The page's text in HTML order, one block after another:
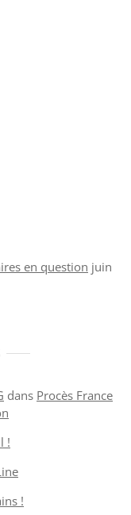
en question juin
dans Procès France
!
!